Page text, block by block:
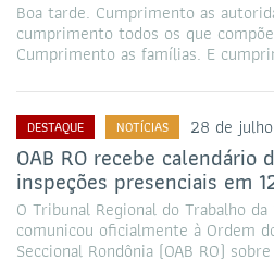
Boa tarde. Cumprimento as
cumprimento todos os que
Cumprimento as famílias. E
DESTAQUE NOTÍCIAS 28 de julho
OAB RO recebe calendário
inspeções presenciais em
O Tribunal Regional do Trabalho da
comunicou oficialmente à Ordem
Seccional Rondônia (OAB RO)